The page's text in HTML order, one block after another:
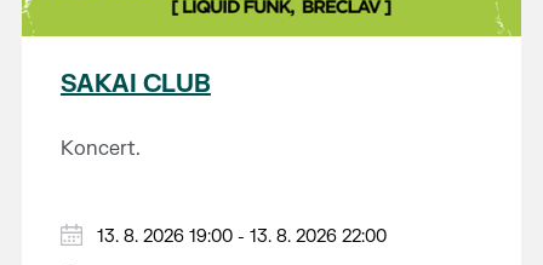
SAKAI CLUB
Koncert.
13. 8. 2026 19:00 - 13. 8. 2026 22:00